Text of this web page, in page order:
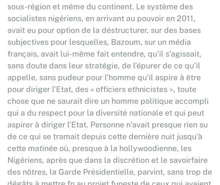
sous-région et même du continent. Le système des
socialistes nigériens, en arrivant au pouvoir en 2011,
avait eu pour option de la déstructurer, sur des bases
subjectives pour lesquelles, Bazoum, sur un média
français, avait lui-même fait entendre, qu’il s’agissait,
sans doute dans leur stratégie, de l’épurer de ce qu’il
appelle, sans pudeur pour l’homme qu’il aspire à être
pour diriger l’Etat, des « officiers ethnicistes », toute
chose que ne saurait dire un homme politique accompli
qui a du respect pour la diversité nationale et qui peut
aspirer à diriger l’Etat. Personne n’avait presque rien su
de ce qui se tramait depuis cette dernière nuit jusqu’à
cette matinée où, presque à la hollywoodienne, les
Nigériens, après que dans la discrétion et le savoirfaire
des nôtres, la Garde Présidentielle, parvint, sans trop de